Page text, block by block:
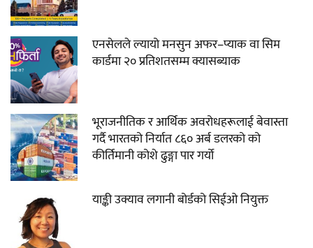
एनसेलले ल्यायो मनसुन अफर–प्याक वा सिम
कार्डमा २० प्रतिशतसम्म क्यासब्याक
भूराजनीतिक र आर्थिक अवरोधहरूलाई बेवास्ता
गर्दै भारतको निर्यात ८६० अर्ब डलरको को
कीर्तिमानी कोशे ढुङ्गा पार गर्यो
याङ्की उक्याव लगानी बोर्डको सिईओ नियुक्त